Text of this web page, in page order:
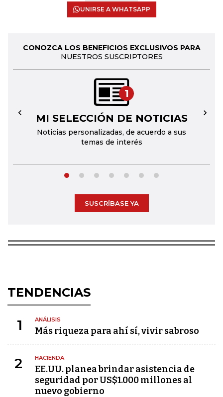
UNIRSE A WHATSAPP
CONOZCA LOS BENEFICIOS EXCLUSIVOS PARA
NUESTROS SUSCRIPTORES
1
MI SELECCIÓN DE NOTICIAS
Noticias personalizadas, de acuerdo a sus
temas de interés
← →
SUSCRÍBASE YA
TENDENCIAS
1 ANÁLISIS
Más riqueza para ahí sí, vivir sabroso
2 HACIENDA
EE.UU. planea brindar asistencia de
seguridad por US$1.000 millones al
nuevo gobierno